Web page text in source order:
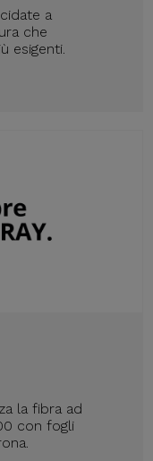
a
che
esigenti.
la fibra ad
con fogli